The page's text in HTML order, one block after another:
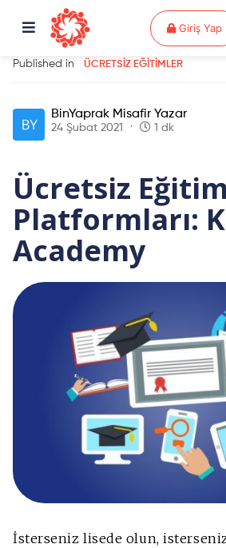
Giriş Yap
Published in ÜCRETSIZ EĞITIMLER
BinYaprak Misafir Yazar
24 Şubat 2021 1 dk
Ücretsiz Eğitim
Platformları:
Academy
İsterseniz lisede olun,